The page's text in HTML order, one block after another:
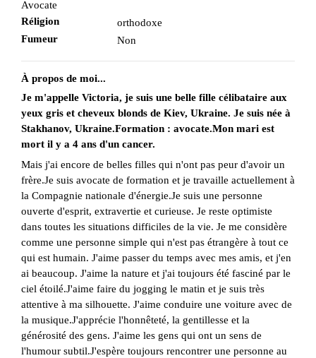
Avocate
Réligion
orthodoxe
Fumeur
Non
À propos de moi...
Je m'appelle Victoria, je suis une belle fille célibataire aux
yeux gris et cheveux blonds de Kiev, Ukraine. Je suis née à
Stakhanov, Ukraine.Formation : avocate.Mon mari est
mort il y a 4 ans d'un cancer.
Mais j'ai encore de belles filles qui n'ont pas peur d'avoir un
frère.Je suis avocate de formation et je travaille actuellement à
la Compagnie nationale d'énergie.Je suis une personne
ouverte d'esprit, extravertie et curieuse. Je reste optimiste
dans toutes les situations difficiles de la vie. Je me considère
comme une personne simple qui n'est pas étrangère à tout ce
qui est humain. J'aime passer du temps avec mes amis, et j'en
ai beaucoup. J'aime la nature et j'ai toujours été fasciné par le
ciel étoilé.J'aime faire du jogging le matin et je suis très
attentive à ma silhouette. J'aime conduire une voiture avec de
la musique.J'apprécie l'honnêteté, la gentillesse et la
générosité des gens. J'aime les gens qui ont un sens de
l'humour subtil.J'espère toujours rencontrer une personne au